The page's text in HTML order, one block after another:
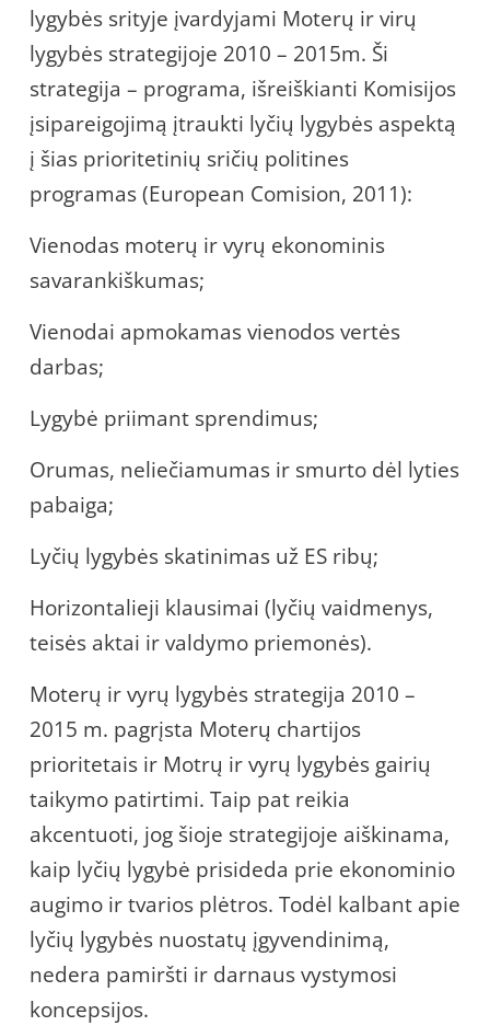
lygybės srityje įvardyjami Moterų ir virų
lygybės strategijoje 2010 – 2015m. Ši
strategija – programa, išreiškianti Komisijos
įsipareigojimą įtraukti lyčių lygybės aspektą
į šias prioritetinių sričių politines
programas (European Comision, 2011):
Vienodas moterų ir vyrų ekonominis
savarankiškumas;
Vienodai apmokamas vienodos vertės
darbas;
Lygybė priimant sprendimus;
Orumas, neliečiamumas ir smurto dėl lyties
pabaiga;
Lyčių lygybės skatinimas už ES ribų;
Horizontalieji klausimai (lyčių vaidmenys,
teisės aktai ir valdymo priemonės).
Moterų ir vyrų lygybės strategija 2010 –
2015 m. pagrįsta Moterų chartijos
prioritetais ir Motrų ir vyrų lygybės gairių
taikymo patirtimi. Taip pat reikia
akcentuoti, jog šioje strategijoje aiškinama,
kaip lyčių lygybė prisideda prie ekonominio
augimo ir tvarios plėtros. Todėl kalbant apie
lyčių lygybės nuostatų įgyvendinimą,
nedera pamiršti ir darnaus vystymosi
koncepsijos.